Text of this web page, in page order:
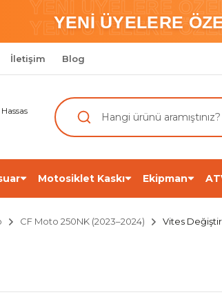
YENİ ÜYELERE
YENİ ÜYELERE
YENİ ÜYELERE
İletişim Blog
Motosiklet Kaskı Ekipman
CF Moto 250NK (2023–2024) Vites